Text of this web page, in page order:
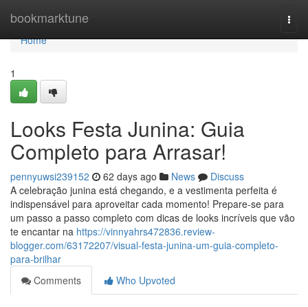
bookmarktune
Home
Home
1
Looks Festa Junina: Guia
Completo para Arrasar!
pennyuwsi239152 62 days ago News
Discuss
A celebração junina está chegando, e a vestimenta perfeita é
indispensável para aproveitar cada momento! Prepare-se para
um passo a passo completo com dicas de looks incríveis que vão
te encantar na https://vinnyahrs472836.review-
blogger.com/63172207/visual-festa-junina-um-guia-completo-
para-brilhar
Comments
Who Upvoted